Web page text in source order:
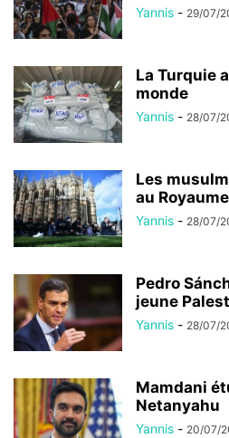
Yannis - 29/07/
La Turquie
monde
Yannis - 28/07/
Les
au
Yannis - 28/07/
Pedro
jeune
Yannis - 28/07/
Mamdani
Netanyahu
Yannis - 20/07/